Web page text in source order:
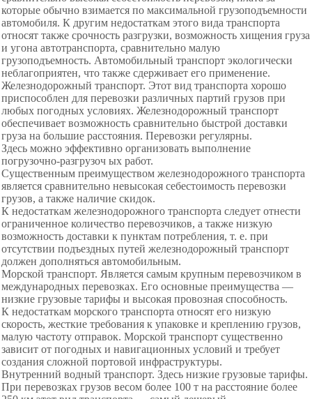
которые обычно взимается по максимальной гру­зоподъемности
автомобиля. К другим недостаткам этого вида транспорта
относят также срочность разгрузки, возмож­ность хищения груза
и угона автотранспорта, сравнитель­но малую
грузоподъемность. Автомобильный транспорт эко­логически
неблагоприятен, что также сдерживает его при­менение.
Железнодорожный транспорт. Этот вид транспорта хорошо
приспособлен для перевозки различных партий гру­зов при
любых погодных условиях. Железнодорожный транс­порт
обеспечивает возможность сравнительно быстрой до­ставки
груза на большие расстояния. Перевозки регулярны.
Здесь можно эффективно организовать выполнение
погрузочно-разгрузоч ых работ.
Существенным преимуществом железнодорожного транспорта
является сравнительно невысокая себестоимость перевозки
грузов, а также наличие скидок.
К недостаткам железнодорожного транспорта следует отнести
ограниченное количество перевозчиков, а также низкую
возможность доставки к пунктам потребления, т. е. при
отсутствии подъездных путей железнодорожный транс­порт
должен дополняться автомобильным.
Морской транспорт. Является самым крупным пере­возчиком в
международных перевозках. Его основные пре­имущества —
низкие грузовые тарифы и высокая провоз­ная способность.
К недостаткам морского транспорта относят его низ­кую
скорость, жесткие требования к упаковке и крепле­нию грузов,
малую частоту отправок. Морской транспорт существенно
зависит от погодных и навигационных усло­вий и требует
создания сложной портовой инфраструк­туры.
Внутренний водный транспорт. Здесь низкие грузо­вые тарифы.
При перевозках грузов весом более 100 т на расстояние более